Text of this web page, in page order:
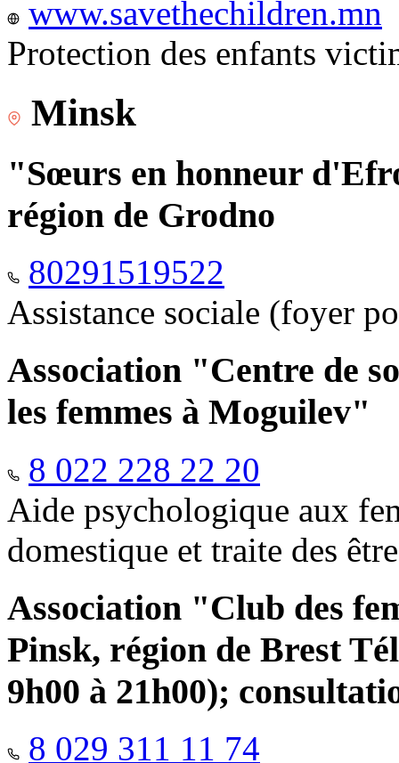
www.savethechildren.mn
Protection des enfants
Minsk
"Sœurs en honneur
région de Grodno
80291519522
Assistance sociale (foyer
Association "Centre de
les femmes à Moguilev"
8 022 228 22 20
Aide psychologique aux
domestique et traite des
Association "Club des
Pinsk, région de Brest
9h00 à 21h00);
8 029 311 11 74